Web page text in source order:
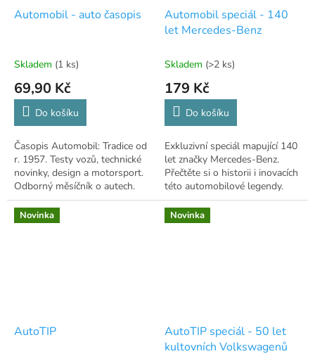
Automobil - auto časopis
Skladem (1 ks)
69,90 Kč
Do košíku
Časopis Automobil: Tradice od
r. 1957. Testy vozů, technické
novinky, design a motorsport.
Odborný měsíčník o autech.
Automobil speciál - 140
let Mercedes-Benz
Skladem (>2 ks)
179 Kč
Do košíku
Exkluzivní speciál mapující 140
let značky Mercedes-Benz.
Přečtěte si o historii i inovacích
této automobilové legendy.
Novinka
AutoTIP
Novinka
AutoTIP speciál - 50 let
kultovních Volkswagenů